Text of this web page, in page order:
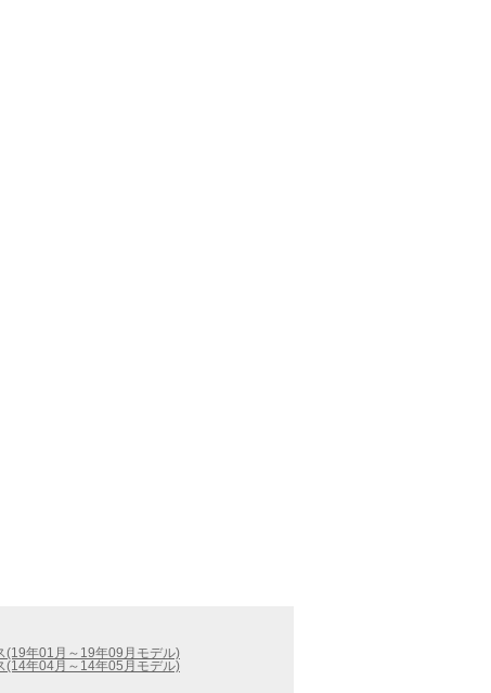
(19年01月～19年09月モデル)
(14年04月～14年05月モデル)